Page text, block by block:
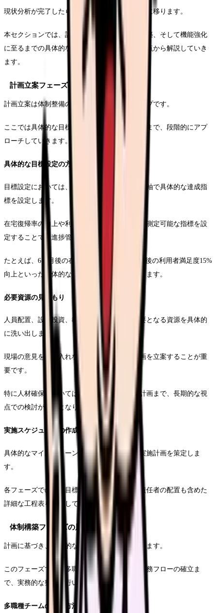
現状分析が完了したら、次は具体的な体制構築に移ります。
本セクションでは、計画立案から実際の体制構築、そして機能強化
に至るまでの具体的なステップを、実践的な視点から解説していき
ます。
計画立案フェーズの実践
計画立案は体制整備の基盤となる重要なステップです。
ここでは具体的な目標設定から実施計画の策定まで、段階的にアプ
ローチしていきます。
具体的な目標設定の方法
目標設定においては、短期、中期、長期の時間軸で具体的な達成指
標を設定します。
在宅復帰率の向上や利用者満足度の改善など、測定可能な指標を設
定することで、進捗管理が容易になります。
たとえば、6ヶ月後の在宅復帰率10%向上、1年後の利用者満足度15%
向上といった具体的な数値目標を設定していきます。
必要資源の見積もり
人員配置、設備投資、教育研修費用など、必要となる資源を具体的
に洗い出します。
現場の意見を取り入れながら、実現可能な計画を立案することが重
要です。
特に人材確保については、採用計画から教育計画まで、長期的な視
点での検討が必要となります。
実施スケジュールの作成
具体的なマイルストーンを設定し、段階的な実施計画を策定しま
す。
各フェーズでの達成目標と期限を明確にし、責任者の配置も含めた
詳細な工程表を作成していきます。
体制構築フェーズの展開
計画に基づき、具体的な体制構築を進めていきます。
このフェーズでは、多職種チームの編成から業務フローの確立ま
で、実務的な整備を行います。
多職種チームの編成方法